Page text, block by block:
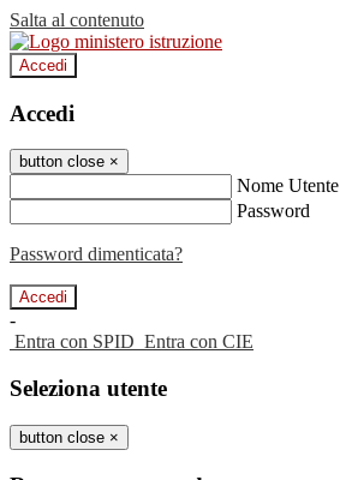
Salta al contenuto
Accedi
Accedi
button close ×
Nome Utente
Password
Password dimenticata?
-
Entra con SPID Entra con CIE
Seleziona utente
button close ×